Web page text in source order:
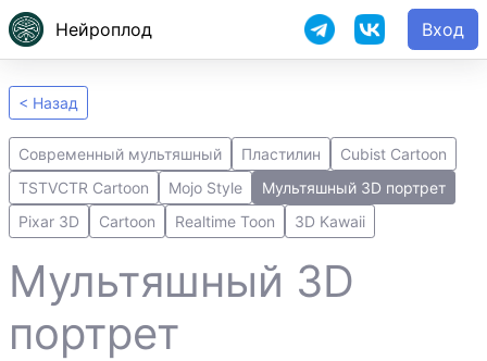
Нейроплод Вход
< Назад
Современный мультяшный Пластилин
Cubist Cartoon
TSTVCTR Cartoon
Mojo Style
Мультяшный 3D портрет
Pixar 3D
Cartoon Realtime Toon 3D Kawaii
Мультяшный 3D
портрет